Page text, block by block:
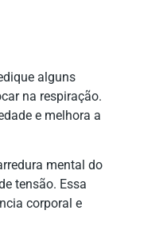
alguns
na respiração.
e melhora a
mental do
tensão. Essa
corporal e